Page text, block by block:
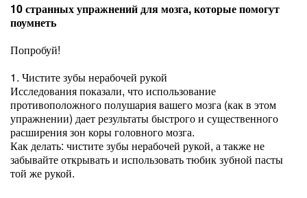
10 странных упражнений для мозга, которые помогут
поумнеть
Попробуй!
1. Чистите зубы нерабочей рукой
Исследования показали, что использование
противоположного полушария вашего мозга (как в этом
упражнении) дает результаты быстрого и существенного
расширения зон коры головного мозга.
Как делать: чистите зубы нерабочей рукой, а также не
забывайте открывать и использовать тюбик зубной пасты
той же рукой.